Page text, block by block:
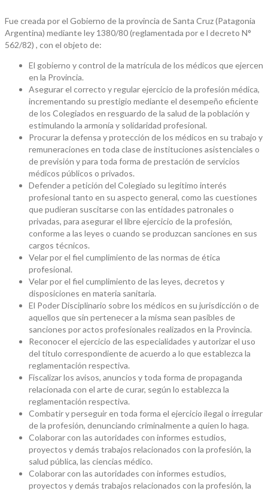
Fue creada por el Gobierno de la provincia de Santa Cruz (Patagonia
Argentina) mediante ley 1380/80 (reglamentada por e l decreto N°
562/82) , con el objeto de:
El gobierno y control de la matrícula de los médicos que ejercen
en la Provincia.
Asegurar el correcto y regular ejercicio de la profesión médica,
incrementando su prestigio mediante el desempeño eficiente
de los Colegiados en resguardo de la salud de la población y
estimulando la armonía y solidaridad profesional.
Procurar la defensa y protección de los médicos en su trabajo y
remuneraciones en toda clase de instituciones asistenciales o
de previsión y para toda forma de prestación de servicios
médicos públicos o privados.
Defender a petición del Colegiado su legítimo interés
profesional tanto en su aspecto general, como las cuestiones
que pudieran suscitarse con las entidades patronales o
privadas, para asegurar el libre ejercicio de la profesión,
conforme a las leyes o cuando se produzcan sanciones en sus
cargos técnicos.
Velar por el fiel cumplimiento de las normas de ética
profesional.
Velar por el fiel cumplimiento de las leyes, decretos y
disposiciones en materia sanitaria.
El Poder Disciplinario sobre los médicos en su jurisdicción o de
aquellos que sin pertenecer a la misma sean pasibles de
sanciones por actos profesionales realizados en la Provincia.
Reconocer el ejercicio de las especialidades y autorizar el uso
del título correspondiente de acuerdo a lo que establezca la
reglamentación respectiva.
Fiscalizar los avisos, anuncios y toda forma de propaganda
relacionada con el arte de curar, según lo establezca la
reglamentación respectiva.
Combatir y perseguir en toda forma el ejercicio ilegal o irregular
de la profesión, denunciando criminalmente a quien lo haga.
Colaborar con las autoridades con informes estudios,
proyectos y demás trabajos relacionados con la profesión, la
salud pública, las ciencias médico.
Colaborar con las autoridades con informes estudios,
proyectos y demás trabajos relacionados con la profesión, la